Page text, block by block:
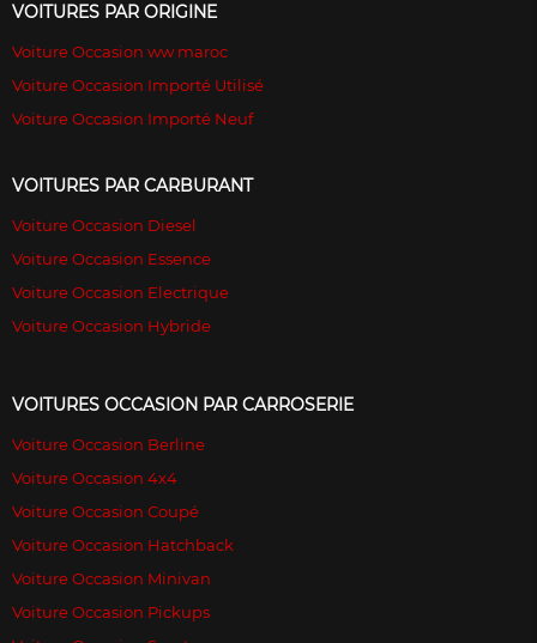
VOITURES PAR ORIGINE
Voiture Occasion ww maroc
Voiture Occasion Importé Utilisé
Voiture Occasion Importé Neuf
VOITURES PAR CARBURANT
Voiture Occasion Diesel
Voiture Occasion Essence
Voiture Occasion Electrique
Voiture Occasion Hybride
VOITURES OCCASION PAR CARROSERIE
Voiture Occasion Berline
Voiture Occasion 4x4
Voiture Occasion Coupé
Voiture Occasion Hatchback
Voiture Occasion Minivan
Voiture Occasion Pickups